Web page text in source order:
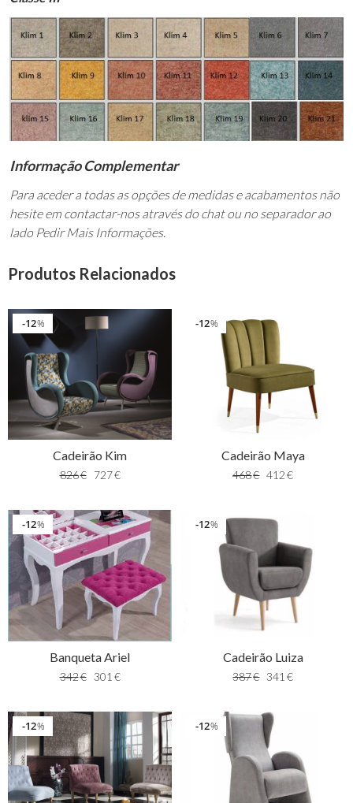
Informação Complementar
Para aceder a todas as opções de medidas e acabamentos não
hesite em contactar-nos através do chat ou no separador ao
lado Pedir Mais Informações.
Produtos Relacionados
%
12
Cadeirão Kim
826€ 727€
%
12
Cadeirão Maya
468€ 412 €
%
12
Banqueta Ariel
342€ 301 €
%
12
Cadeirão Luiza
387€ 341 €
%
12 %
12